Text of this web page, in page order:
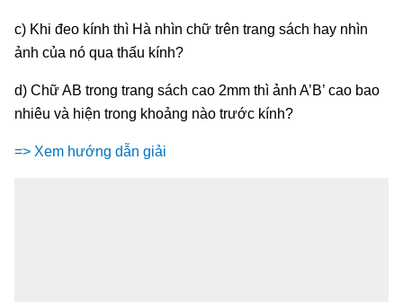
c) Khi đeo kính thì Hà nhìn chữ trên trang sách hay nhìn
ảnh của nó qua thấu kính?
d) Chữ AB trong trang sách cao 2mm thì ảnh A’B’ cao bao
nhiêu và hiện trong khoảng nào trước kính?
=> Xem hướng dẫn giải